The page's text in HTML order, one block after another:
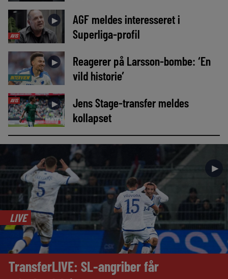
AVIS
►
AGF meldes interesseret i
Superliga-profil
INTERVIEW
►
Reagerer på Larsson-bombe: ‘En
vild historie’
AVIS ►
Jens Stage-transfer meldes
kollapset
►
LIVE
TransferLIVE: SL-angriber får